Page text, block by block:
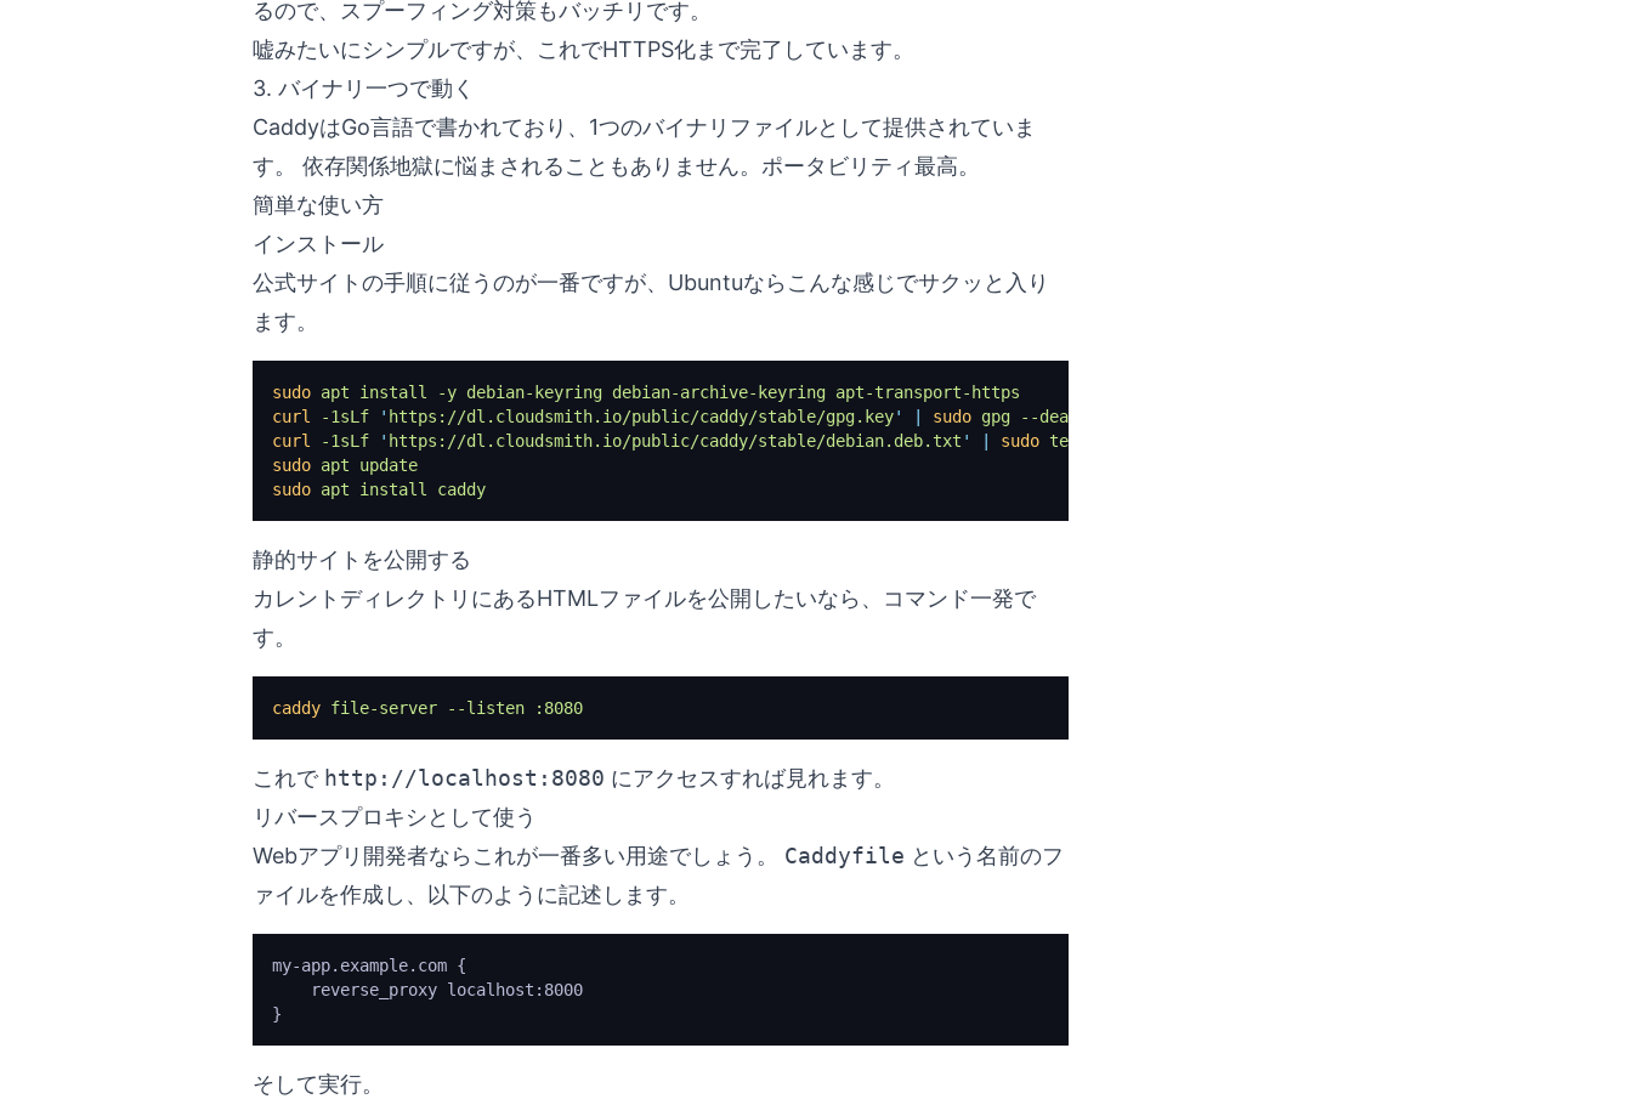
るので、スプーフィング対策もバッチリです。
嘘みたいにシンプルですが、これでHTTPS化まで完了しています。
3. バイナリ一つで動く
CaddyはGo言語で書かれており、1つのバイナリファイルとして提供されていま
す。 依存関係地獄に悩まされることもありません。ポータビリティ最高。
簡単な使い方
インストール
公式サイトの手順に従うのが一番ですが、Ubuntuならこんな感じでサクッと入り
ます。
sudo apt install -y debian-keyring debian-archive-keyring apt-transport-https
curl
-1sLf ' https://dl.cloudsmith.io/public/caddy/stable/gpg.key' sudo gpg --dearmor
curl
-1sLf ' https://dl.cloudsmith.io/public/caddy/stable/debian.deb.txt ' sudo tee
sudo apt update
sudo apt install caddy
静的サイトを公開する
カレントディレクトリにあるHTMLファイルを公開したいなら、コマンド一発で
す。
caddy file-server --listen :8080
これで http://localhost:8080 にアクセスすれば見れます。
リバースプロキシとして使う
Webアプリ開発者ならこれが一番多い用途でしょう。 Caddyfile という名前のフ
ァイルを作成し、以下のように記述します。
my-app.example.com {
    reverse_proxy localhost:8000
}
そして実行。